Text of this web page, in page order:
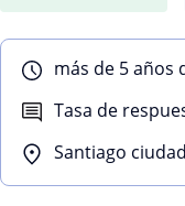
más de 5 años
Tasa de